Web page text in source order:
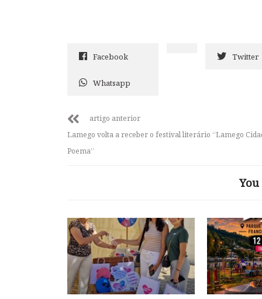
Facebook Twitter
Whatsapp
artigo anterior
Lamego volta a receber o festival literário “Lamego
Poema”